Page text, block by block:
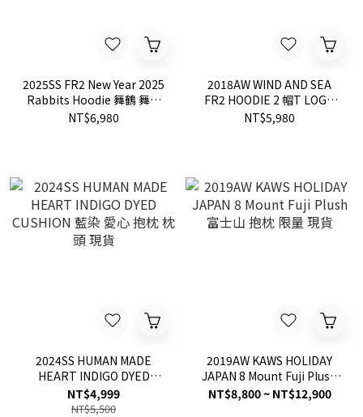
2025SS FR2 New Year 2025
Rabbits Hoodie 舞鶴 舞鶴
港 限定 背後 兔子 帽T 現貨
NT$6,980
2018AW WIND AND SEA
FR2 HOODIE 2 帽T LOGO
聯名款 兩色 現貨
NT$5,980
2024SS HUMAN MADE
HEART INDIGO DYED
CUSHION 藍染 愛心 抱枕 枕
頭 現貨
NT$4,999
NT$5,500
2019AW KAWS HOLIDAY
JAPAN 8 Mount Fuji Plush
富士山 抱枕 限量 現貨
NT$8,800 ~ NT$12,900